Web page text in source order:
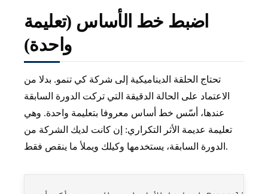
اضبط خط الأساس (تعليمة
واحدة)
تحتاج الحلقة الديناميكية إلى شركة كي تنمو. بدلا من
الاعتماد على الحالة الدقيقة التي تركت الدورة السابقة
عندها، أسّس خط أساس معروفا بتعليمة واحدة. وهي
تعليمة عديمة الأثر التكراري: إن كانت لديك الشركة من
الدورة السابقة، يستخدمها وكيلك ويملأ ما ينقص فقط.